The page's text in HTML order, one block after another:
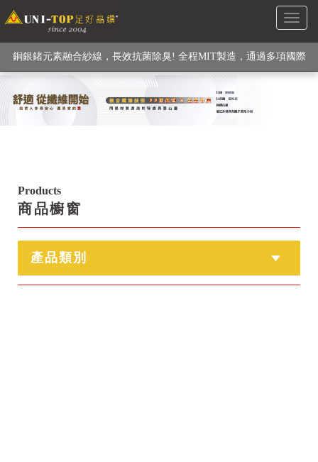
Toggle
級高性能纖維素材), 機能貼身衣物No. 1
銅銀鍺元素融合紗線，長效抗菌除臭! 全程MIT製造，通過多項國際
檢驗
【快來點我】H型銅銀纖維長效PP能量護膝! 支撐. 包覆感. 超透氣.
Products
商品櫥窗
產品類別